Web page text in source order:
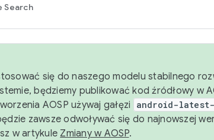
Search
się do naszego modelu stabilnego
będziemy publikować kod źródłowy w
AOSP używaj gałęzi
android-
zawsze odwoływać się do najnowszej
w artykule Zmiany w AOSP.